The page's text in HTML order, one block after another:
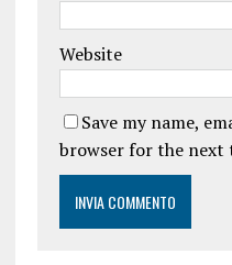
Website
Save my name,
browser for the next